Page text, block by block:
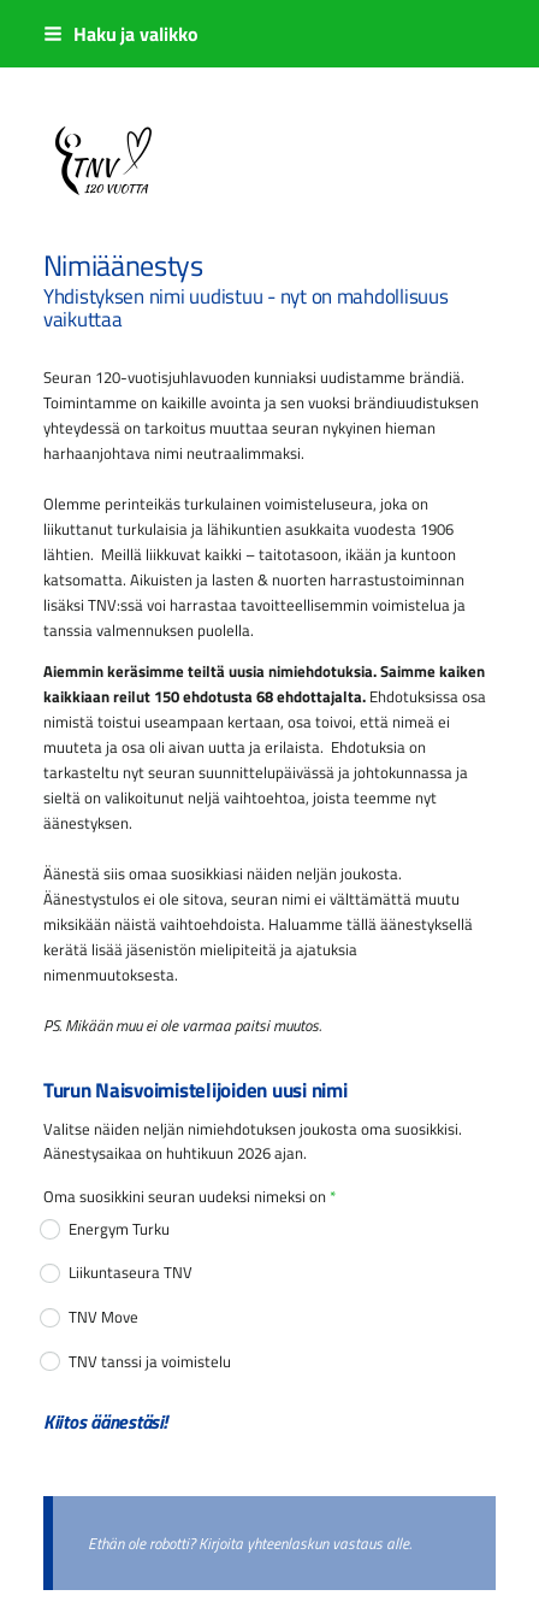
Siirry
sisältöön
Haku ja valikko
Sivuston etusivulle
Nimiäänestys
Yhdistyksen nimi uudistuu - nyt on mahdollisuus
vaikuttaa
Seuran 120-vuotisjuhlavuoden kunniaksi uudistamme brändiä.
Toimintamme on kaikille avointa ja sen vuoksi brändiuudistuksen
yhteydessä on tarkoitus muuttaa seuran nykyinen hieman
harhaanjohtava nimi neutraalimmaksi.
Olemme perinteikäs turkulainen voimisteluseura, joka on
liikuttanut turkulaisia ja lähikuntien asukkaita vuodesta 1906
lähtien. Meillä liikkuvat kaikki – taitotasoon, ikään ja kuntoon
katsomatta. Aikuisten ja lasten & nuorten harrastustoiminnan
lisäksi TNV:ssä voi harrastaa tavoitteellisemmin voimistelua ja
tanssia valmennuksen puolella.
Aiemmin keräsimme teiltä uusia nimiehdotuksia. Saimme kaiken
kaikkiaan reilut 150 ehdotusta 68 ehdottajalta. Ehdotuksissa osa
nimistä toistui useampaan kertaan, osa toivoi, että nimeä ei
muuteta ja osa oli aivan uutta ja erilaista. Ehdotuksia on
tarkasteltu nyt seuran suunnittelupäivässä ja johtokunnassa ja
sieltä on valikoitunut neljä vaihtoehtoa, joista teemme nyt
äänestyksen.
Äänestä siis omaa suosikkiasi näiden neljän joukosta.
Äänestystulos ei ole sitova, seuran nimi ei välttämättä muutu
miksikään näistä vaihtoehdoista. Haluamme tällä äänestyksellä
kerätä lisää jäsenistön mielipiteitä ja ajatuksia
nimenmuutoksesta.
PS. Mikään muu ei ole varmaa paitsi muutos.
Turun Naisvoimistelijoiden uusi nimi
Valitse näiden neljän nimiehdotuksen joukosta oma suosikkisi.
Aänestysaikaa on huhtikuun 2026 ajan.
Oma suosikkini seuran uudeksi nimeksi on*
Energym Turku
Liikuntaseura TNV
TNV Move
TNV tanssi ja voimistelu
Kiitos äänestäsi!
Ethän ole robotti? Kirjoita yhteenlaskun vastaus alle.